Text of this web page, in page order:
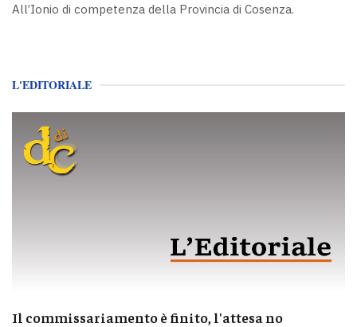
All’Ionio di competenza della Provincia di Cosenza.
L'EDITORIALE
Il commissariamento è finito, l'attesa no